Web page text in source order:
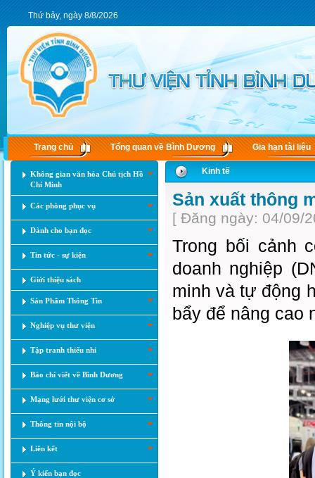
Thứ bảy, ngày 8/8/2026
Trang chủ Tổng quan về Bình Dương Gia hạn tài liệu
Không gian văn hóa Chủ tịch Hồ
Chí Minh
Các phòng phục vụ
Dành cho bạn đọc
Tin tức - sự kiện
Giới thiệu sách
Sản Phẩm Thông Tin
Nghiệp vụ thư viện
Tập tranh thiếu nhi
Báo chí viết về Bình Dương
Mạng lưới thư viện cơ sở
Thông tin nội bộ
Liên kết
Ý kiến bạn đọc
Kinh tế
Sản xuất thông
[ Đăng ngày: 04/09/
Trong bối cảnh
doanh nghiệp
minh và tự động
bẩy để nâng cao